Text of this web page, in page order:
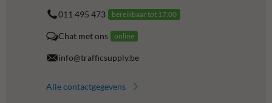
011 495 473 bereikbaar tot 17.00
Chat met ons online
info@trafficsupply.be
Alle contactgegevens